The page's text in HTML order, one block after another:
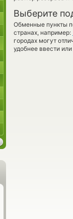
Выберите
Обменные пункты
странах, например:
городах могут
удобнее ввести